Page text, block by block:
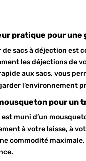
pratique pour
sacs à déjection est
les déjections de
aux sacs, vous
l’environnement
pour un
muni d’un
à votre laisse, à
commodité